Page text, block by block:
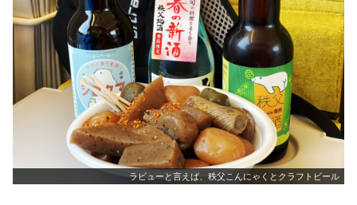
ラビューと言えば、秩父こんにゃくとクラフトビール